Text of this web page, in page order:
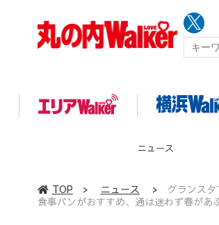
イベント
TOP > ニュース >
グランス
食事パンがおすすめ、通は迷わず春があ